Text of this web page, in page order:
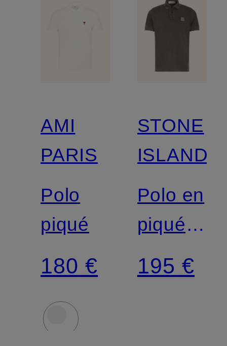
AMI
PARIS
Polo
piqué
180 €
STONE
ISLAND
Polo en
piqué,
coupe
ajustée
195 €